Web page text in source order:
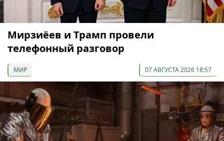
Мирзиёев и Трамп провели
телефонный разговор
МИР 07 АВГУСТА 2026 18:57